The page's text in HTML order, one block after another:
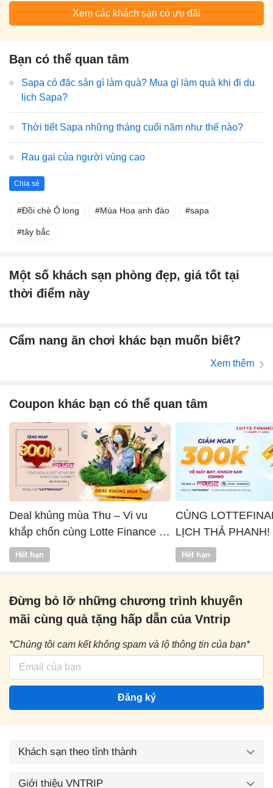
Xem các khách sạn có ưu đãi
Bạn có thể quan tâm
Sapa có đặc sản gì làm quà? Mua gì làm quà khi đi du
lịch Sapa?
Thời tiết Sapa những tháng cuối năm như thế nào?
Rau gai của người vùng cao
Chia sẻ
Đồi chè Ô long Mùa Hoa anh đào sapa
tây bắc
Một số khách sạn phòng đẹp, giá tốt tại
thời điểm này
Cẩm nang ăn chơi khác bạn muốn biết?
Xem thêm
Coupon khác bạn có thể quan tâm
Deal khủng mùa Thu – Vi vu
khắp chốn cùng Lotte Finance x
Vntrip
Hết hạn
CÙNG
LỊCH THẢ PHANH!
Hết hạn
Đừng bỏ lỡ những chương trình khuyến
mãi cùng quà tặng hấp dẫn của Vntrip
*Chúng tôi cam kết không spam và lộ thông tin của bạn*
Đăng ký
Khách sạn theo tỉnh thành
Giới thiệu VNTRIP